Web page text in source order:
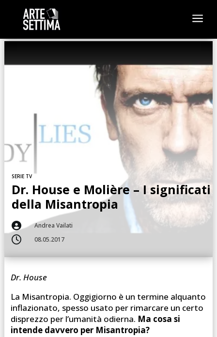
a
SERIE TV
Dr. House e Molière – I significati
della Misantropia
 Andrea Vailati
 08.05.2017
Dr. House
La Misantropia. Oggigiorno è un termine alquanto
inflazionato, spesso usato per rimarcare un certo
disprezzo per l’umanità odierna. Ma cosa si
intende davvero per Misantropia?